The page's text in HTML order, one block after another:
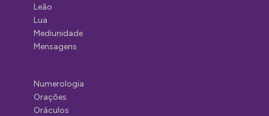
Leão
Lua
Mediunidade
Mensagens
Numerologia
Orações
Oráculos